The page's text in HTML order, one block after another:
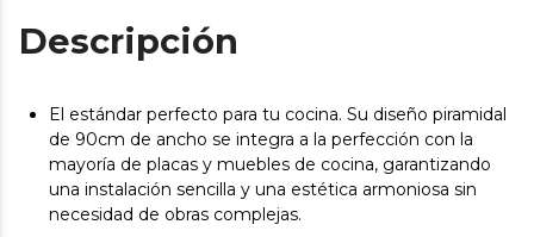
Descripción
El estándar perfecto para tu cocina. Su diseño piramidal
de 90cm de ancho se integra a la perfección con la
mayoría de placas y muebles de cocina, garantizando
una instalación sencilla y una estética armoniosa sin
necesidad de obras complejas.